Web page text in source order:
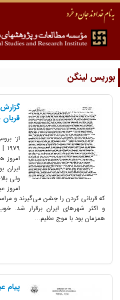
لینگن
گزارش
قربان
امروز
ایران
ولی
امروز
که قربانی کردن را جشن می‌گیرند و
و اکثر شهرهای ایران برقرار شد. خوب
همزمان بود با موج عظیم...
پیام